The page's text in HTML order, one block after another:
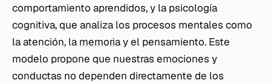
comportamiento aprendidos, y la psicología
cognitiva, que analiza los procesos mentales como
la atención, la memoriay el pensamiento. Este
modelo propone que nuestras emociones y
conductas no dependen directamente de los